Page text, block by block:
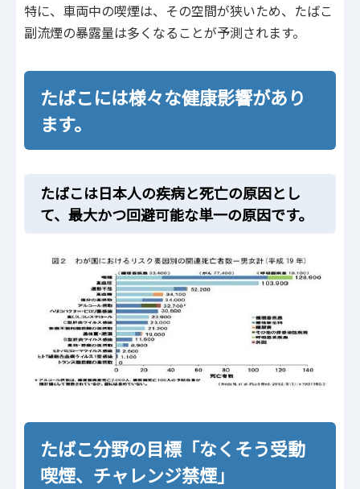
特に、車両中の喫煙は、その空間が狭いため、たばこ
副流煙の暴露量は多くなることが予測されます。
たばこには様々な健康影響があり
ます。
たばこは日本人の疾病と死亡の原因とし
て、最大かつ回避可能な単一の原因です。
たばこ分野の目標「なくそう受動
喫煙、チャレンジ禁煙」